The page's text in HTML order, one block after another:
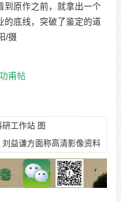
到原作之前，就拿出一个
的底线，突破了鉴定的道
/摄
功甫帖
工作站 图
刘益谦方面称高清影像资料